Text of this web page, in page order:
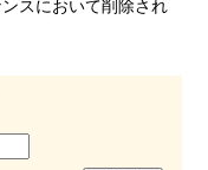
スにおいて削除され